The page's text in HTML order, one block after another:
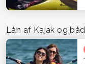
Lån af Kajak og